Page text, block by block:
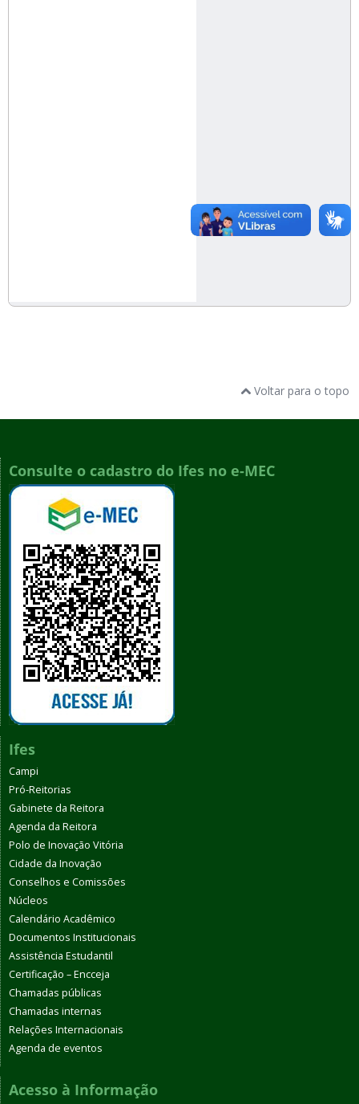
Voltar para o topo
Consulte o cadastro do Ifes no e-MEC
Ifes
Campi
Pró-Reitorias
Gabinete da Reitora
Agenda da Reitora
Polo de Inovação Vitória
Cidade da Inovação
Conselhos e Comissões
Núcleos
Calendário Acadêmico
Documentos Institucionais
Assistência Estudantil
Certificação – Encceja
Chamadas públicas
Chamadas internas
Relações Internacionais
Agenda de eventos
Acesso à Informação